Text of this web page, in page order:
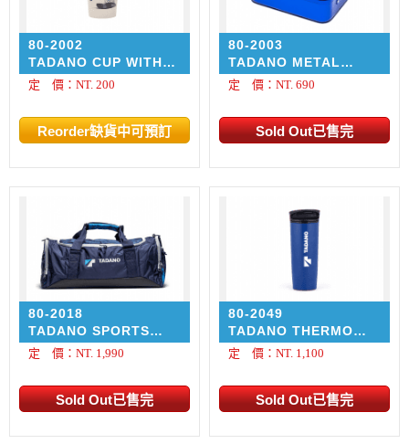
80-2002
TADANO CUP WITH
CRANE PRINT 水杯
定 價：NT. 200
80-2003
TADANO METAL
LUNCH BOX 小零件收
納鐵盒
定 價：NT. 690
80-2018
TADANO SPORTS
BAG
定 價：NT. 1,990
80-2049
TADANO THERMO
MUG 保溫杯
定 價：NT. 1,100